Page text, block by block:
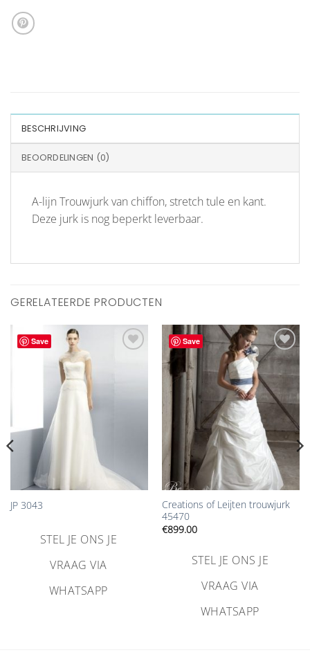
BESCHRIJVING
BEOORDELINGEN (0)
A-lijn Trouwjurk van chiffon, stretch tule en kant.
Deze jurk is nog beperkt leverbaar.
GERELATEERDE PRODUCTEN
Save
JP 3043
STEL JE ONS JE
VRAAG VIA
WHATSAPP
Save
Aan
verlanglijst
toevoegen
Creations of Leijten trouwjurk
45470
€899.00
STEL JE ONS JE
VRAAG VIA
WHATSAPP